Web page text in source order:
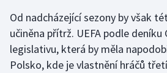
Lyže a snowboard
Moderní pětiboj
Od nadcházející sezony by však
učiněna přítrž. UEFA podle deníku
legislativu, která by měla
Polsko, kde je vlastnění hráčů